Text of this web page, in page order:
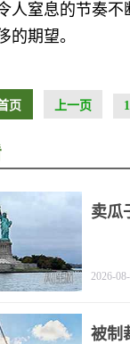
人窒息的节奏
的期望。
页 上一页 1
卖瓜
2026-
被制